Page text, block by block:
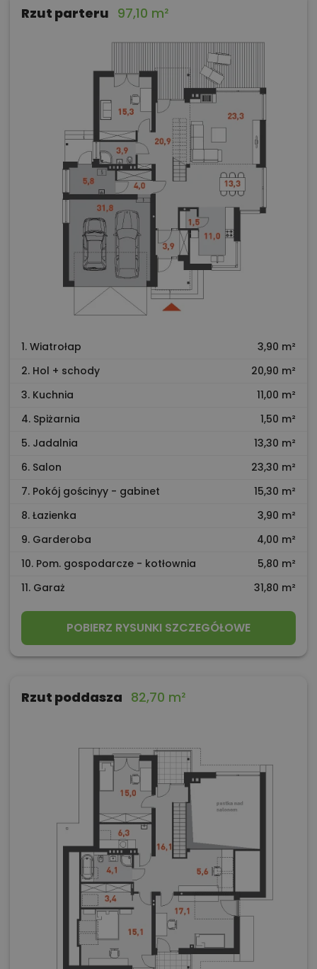
Rzut parteru 97,10 m²
1. Wiatrołap
3,90 m²
2. Hol + schody
20,90 m²
3. Kuchnia
11,00 m²
4. Spiżarnia
1,50 m²
5. Jadalnia
13,30 m²
6. Salon
23,30 m²
7. Pokój gościnyy - gabinet
15,30 m²
8. Łazienka
3,90 m²
9. Garderoba
4,00 m²
10. Pom. gospodarcze - kotłownia
5,80 m²
11. Garaż
31,80 m²
POBIERZ RYSUNKI SZCZEGÓŁOWE
Rzut poddasza 82,70 m²